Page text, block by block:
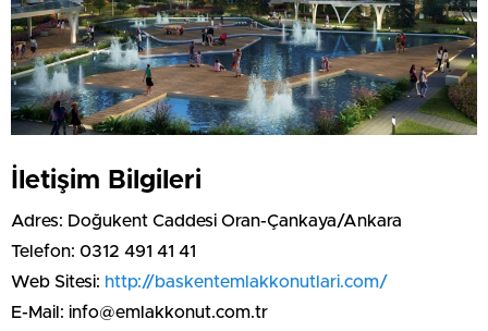
İletişim Bilgileri
Adres: Doğukent Caddesi Oran-Çankaya/Ankara
Telefon: 0312 491 41 41
Web Sitesi: http://baskentemlakkonutlari.com/
E-Mail: info@emlakkonut.com.tr